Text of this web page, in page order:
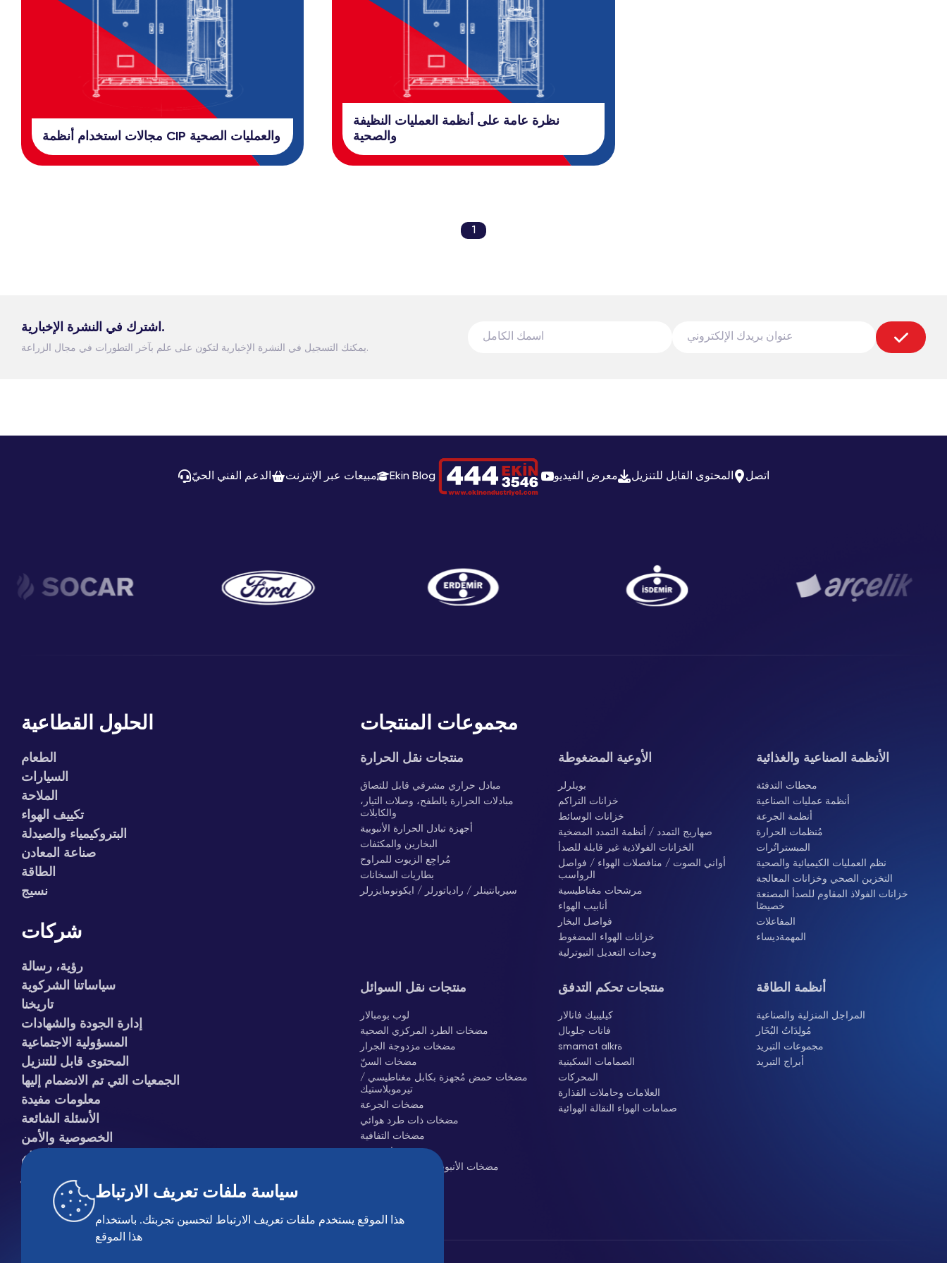
مجالات استخدام أنظمة CIP والعمليات الصحية
نظرة عامة على أنظمة العمليات النظيفة
والصحية
1
اشترك في النشرة الإخبارية.
يمكنك التسجيل في النشرة الإخبارية لتكون على علم بآخر التطورات في مجال الزراعة.
الدعم الفني الحيّ مبيعات عبر الإنترنت Ekin Blog معرض الفيديو المحتوى القابل للتنزيل اتصل
الحلول القطاعية
الطعام
السيارات
الملاحة
تكييف الهواء
البتروكيمياء والصيدلة
صناعة المعادن
الطاقة
نسيج
شركات
رؤية، رسالة
سياساتنا الشركوية
تاريخنا
إدارة الجودة والشهادات
المسؤولية الاجتماعية
المحتوى قابل للتنزيل
الجمعيات التي تم الانضمام إليها
معلومات مفيدة
الأسئلة الشائعة
الخصوصية والأمن
الشروط والأحكام
مجموعات المنتجات
منتجات نقل الحرارة
مبادل حراري مشرفي قابل للتصاق
مبادلات الحرارة بالطفح، وصلات التيار،
والكابلات
أجهزة تبادل الحرارة الأنبوبية
البخارين والمكثفات
مُراجِع الزيوت للمراوح
بطاريات السخانات
سيربانتينلر / رادياتورلر / ايكونومايزرلر
الأوعية المضغوطة
بويلرلر
خزانات التراكم
خزانات الوسائط
صهاريج التمدد / أنظمة التمدد المضخية
الخزانات الفولاذية غير قابلة للصدأ
أواني الصوت / منافصلات الهواء / فواصل
الرواسب
مرشحات مغناطيسية
أنابيب الهواء
فواصل البخار
خزانات الهواء المضغوط
وحدات التعديل النيوترلية
الأنظمة الصناعية والغذائية
محطات التدفئة
أنظمة عمليات الصناعية
أنظمة الجرعة
مُنظمات الحرارة
المبستراتُرات
نظم العمليات الكيميائية والصحية
التخزين الصحي وخزانات المعالجة
خزانات الفولاذ المقاوم للصدأ المصنعة
خصيصًا
المفاعلات
المهمةديساء
منتجات نقل السوائل
لوب بومبالار
مضخات الطرد المركزي الصحية
مضخات مزدوجة الجرار
مضخات السنّ
مضخات حمض مُجهزة بكابل مغناطيسي /
تيرموبلاستيك
مضخات الجرعة
مضخات ذات طرد هوائي
مضخات التفافية
مضخات مونو
مضخات الأنبوب (التموج الانقباضي)
منتجات تحكم التدفق
كيليبيك فانالار
فانات جلوبال
smamat alkrة
الصمامات السكينية
المحركات
العلامات وحاملات القذارة
صمامات الهواء النقالة الهوائية
أنظمة الطاقة
المراجل المنزلية والصناعية
مُولِدَاتُ البُخَار
مجموعات التبريد
أبراج التبريد
سياسة ملفات تعريف الارتباط
هذا الموقع يستخدم ملفات تعريف الارتباط لتحسين تجربتك. باستخدام
هذا الموقع